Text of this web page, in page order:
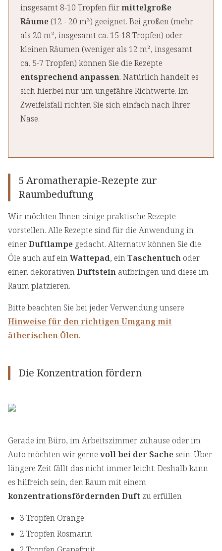
insgesamt 8-10 Tropfen fürmittelgroße
Räume (12 - 20 m²) geeignet. Bei großen (mehr
als 20 m², insgesamt ca. 15-18 Tropfen) oder
kleinen Räumen (weniger als 12 m², insgesamt
ca. 5-7 Tropfen) können Sie die Rezepte
entsprechend anpassen. Natürlich handelt es
sich hierbei nur um ungefähre Richtwerte. Im
Zweifelsfall richten Sie sich einfach nach Ihrer
Nase.
5 Aromatherapie-Rezepte zur
Raumbeduftung
Wir möchten Ihnen einige praktische Rezepte
vorstellen. Alle Rezepte sind für die Anwendung in
einerDuftlampe gedacht. Alternativ können Sie die
Öle auch auf einWattepad, einTaschentuch oder
einen dekorativenDuftstein aufbringen und diese im
Raum platzieren.
Bitte beachten Sie bei jeder Verwendung unsere
Hinweise für den richtigen Umgang mit
ätherischen Ölen.
Die Konzentration fördern
Gerade im Büro, im Arbeitszimmer zuhause oder im
Auto möchten wir gerne voll bei der Sache sein. Über
längere Zeit fällt das nicht immer leicht. Deshalb kann
es hilfreich sein, den Raum mit einem
konzentrationsfördernden Duft zu erfüllen
3 Tropfen Orange
2 Tropfen Rosmarin